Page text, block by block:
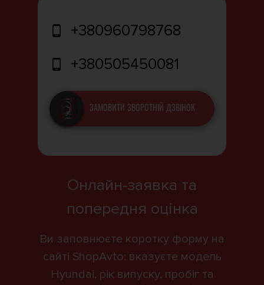
+380960798768
+380505450081
ЗАМОВИТИ ЗВОРОТНІЙ ДЗВІНОК
Онлайн-заявка та
попередня оцінка
Ви заповнюєте коротку форму на
сайті ShopAvto: вказуєте модель
Hyundai, рік випуску, пробіг та